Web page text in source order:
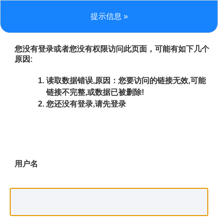
提示信息 »
您没有登录或者您没有权限访问此页面，可能有如下几个
原因:
读取数据错误,原因：您要访问的链接无效,可能
链接不完整,或数据已被删除!
您还没有登录,请先登录
用户名